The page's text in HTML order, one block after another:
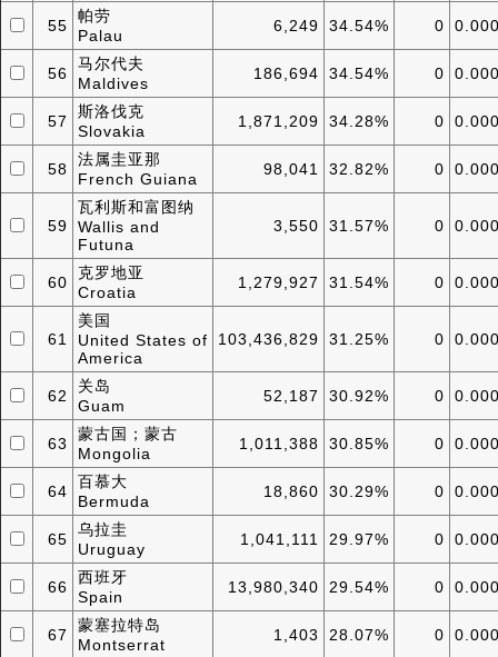
55
帕劳
Palau
6,249 34.54% 0
56
马尔代夫
Maldives
186,694 34.54% 0
57
斯洛伐克
Slovakia
1,871,209 34.28% 0
58
法属圭亚那
French Guiana
98,041 32.82% 0
59
瓦利斯和富图纳
Wallis and
Futuna
3,550 31.57% 0
60
克罗地亚
Croatia
1,279,927 31.54% 0
61
美国
United States of
America
103,436,829 31.25% 0
62
关岛
Guam
52,187 30.92% 0
63
蒙古国；蒙古
Mongolia
1,011,388 30.85% 0
64
百慕大
Bermuda
18,860 30.29% 0
65
乌拉圭
Uruguay
1,041,111 29.97% 0
66
西班牙
Spain
13,980,340 29.54% 0
67
蒙塞拉特岛
Montserrat
1,403 28.07% 0